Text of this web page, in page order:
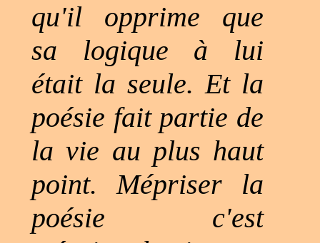
qu'il opprime que
sa logique à lui
était la seule. Et la
poésie fait partie de
la vie au plus haut
point. Mépriser la
poésie c'est